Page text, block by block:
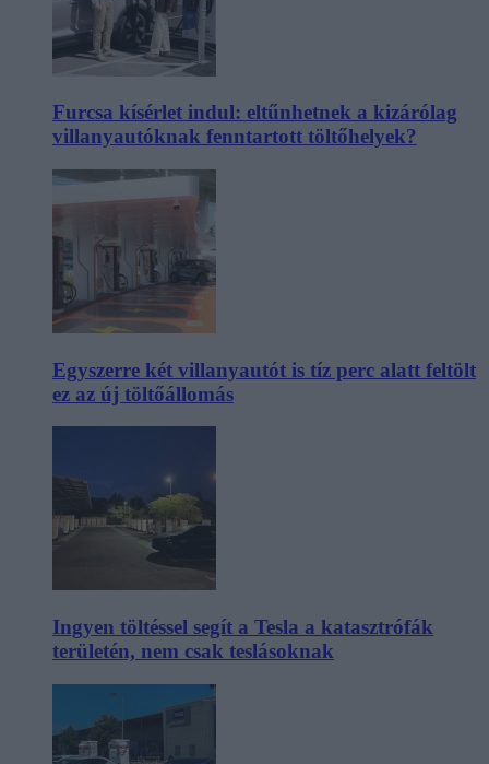
Furcsa kísérlet indul: eltűnhetnek a kizárólag
villanyautóknak fenntartott töltőhelyek?
Egyszerre két villanyautót is tíz perc alatt feltölt
ez az új töltőállomás
Ingyen töltéssel segít a Tesla a katasztrófák
területén, nem csak teslásoknak